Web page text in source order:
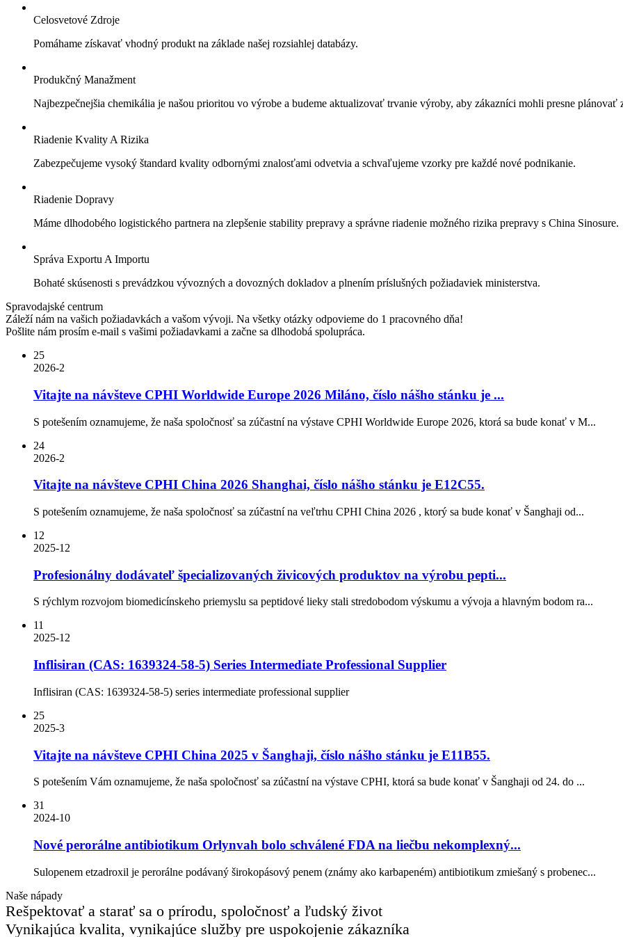
Celosvetové Zdroje
Pomáhame získavať vhodný produkt na základe našej rozsiahlej databázy.
Produkčný Manažment
Najbezpečnejšia chemikália je našou prioritou vo výrobe a budeme aktualizovať trvanie výroby, aby zákazníci mohli presne plánovať
Riadenie Kvality A Rizika
Zabezpečujeme vysoký štandard kvality odbornými znalosťami odvetvia a schvaľujeme vzorky pre každé nové podnikanie.
Riadenie Dopravy
Máme dlhodobého logistického partnera na zlepšenie stability prepravy a správne riadenie možného rizika prepravy s China Sinosure.
Správa Exportu A Importu
Bohaté skúsenosti s prevádzkou vývozných a dovozných dokladov a plnením príslušných požiadaviek ministerstva.
Spravodajské centrum
Záleží nám na vašich požiadavkách a vašom vývoji. Na všetky otázky odpovieme do 1 pracovného dňa!
Pošlite nám prosím e-mail s vašimi požiadavkami a začne sa dlhodobá spolupráca.
25
2026-2
Vitajte na návšteve CPHI Worldwide Europe 2026 Miláno, číslo nášho stánku je ...
S potešením oznamujeme, že naša spoločnosť sa zúčastní na výstave CPHI Worldwide Europe 2026, ktorá sa bude konať v M...
24
2026-2
Vitajte na návšteve CPHI China 2026 Shanghai, číslo nášho stánku je E12C55.
S potešením oznamujeme, že naša spoločnosť sa zúčastní na veľtrhu CPHI China 2026 , ktorý sa bude konať v Šanghaji od...
12
2025-12
Profesionálny dodávateľ špecializovaných živicových produktov na výrobu pepti...
S rýchlym rozvojom biomedicínskeho priemyslu sa peptidové lieky stali stredobodom výskumu a vývoja a hlavným bodom ra...
11
2025-12
Inflisiran (CAS: 1639324-58-5) Series Intermediate Professional Supplier
Inflisiran (CAS: 1639324-58-5) series intermediate professional supplier
25
2025-3
Vitajte na návšteve CPHI China 2025 v Šanghaji, číslo nášho stánku je E11B55.
S potešením Vám oznamujeme, že naša spoločnosť sa zúčastní na výstave CPHI, ktorá sa bude konať v Šanghaji od 24. do ...
31
2024-10
Nové perorálne antibiotikum Orlynvah bolo schválené FDA na liečbu nekomplexný...
Sulopenem etzadroxil je perorálne podávaný širokopásový penem (známy ako karbapeném) antibiotikum zmiešaný s probenec...
Naše nápady
Rešpektovať a starať sa o prírodu, spoločnosť a ľudský život
Vynikajúca kvalita, vynikajúce služby pre uspokojenie zákazníka